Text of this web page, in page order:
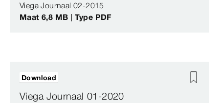
Viega Journaal 02-2015
Maat 6,8 MB | Type PDF
Viega Journaal 01-2020
Download